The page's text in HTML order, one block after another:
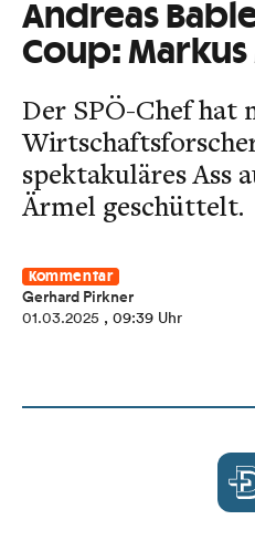
Andreas
Coup:
Der SPÖ-Chef hat
spektakuläres Ass
Ärmel geschüttelt.
Kommentar
Gerhard Pirkner
01.03.2025 , 09:39 Uhr